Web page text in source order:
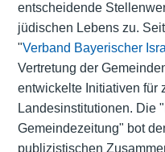
entscheidende
jüdischen Lebens zu.
"Verband Bayerischer
Vertretung der
entwickelte Initiativen für
Landesinstitutionen. Die
Gemeindezeitung" bot
publizistischen